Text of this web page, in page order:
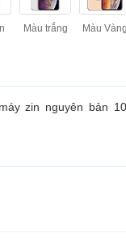
Màu trắng Màu Vàng
zin nguyên bản